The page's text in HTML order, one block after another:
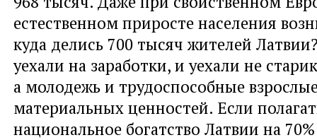
естественном приросте населения
куда делись 700 тысяч жителей
уехали на заработки, и уехали не
а молодежь и трудоспособные
материальных ценностей. Если
национальное богатство Латвии на